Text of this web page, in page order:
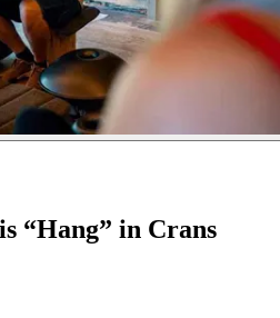
“Hang” in Crans